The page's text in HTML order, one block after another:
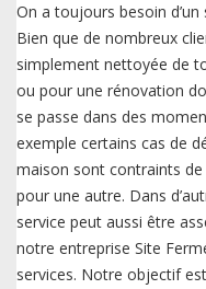
On a toujours besoin
Bien que de nombreux
simplement nettoyée de
ou pour une rénovation
se passe dans des
exemple certains cas de
maison sont contraints
pour une autre. Dans
service peut aussi être
notre entreprise Site
services. Notre objectif